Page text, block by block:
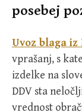
posebej
Uvoz blaga iz
vprašanj, s
izdelke na
DDV sta
vrednost